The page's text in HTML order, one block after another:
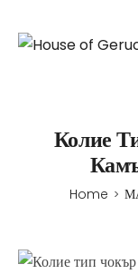
Колие
Home >